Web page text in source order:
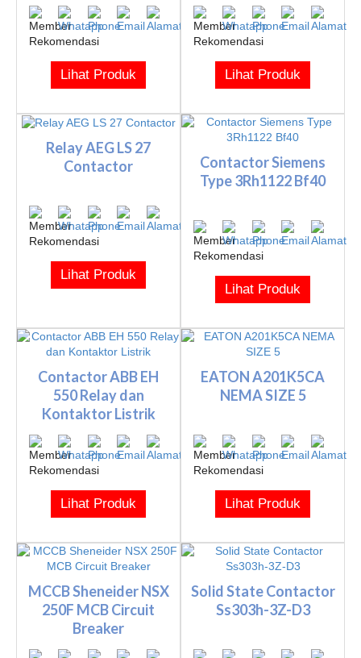
Lihat Produk Lihat Produk
Relay AEG LS 27
Contactor
Lihat Produk
Contactor Siemens
Type 3Rh1122 Bf40
Lihat Produk
Contactor ABB EH
550 Relay dan
Kontaktor Listrik
Lihat Produk
EATON A201K5CA
NEMA SIZE 5
Lihat Produk
MCCB Sheneider NSX
250F MCB Circuit
Breaker
Solid State Contactor
Ss303h-3Z-D3